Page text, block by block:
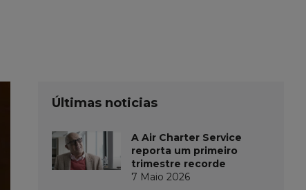
Últimas noticias
A Air Charter Service
reporta um primeiro
trimestre recorde
7 Maio 2026